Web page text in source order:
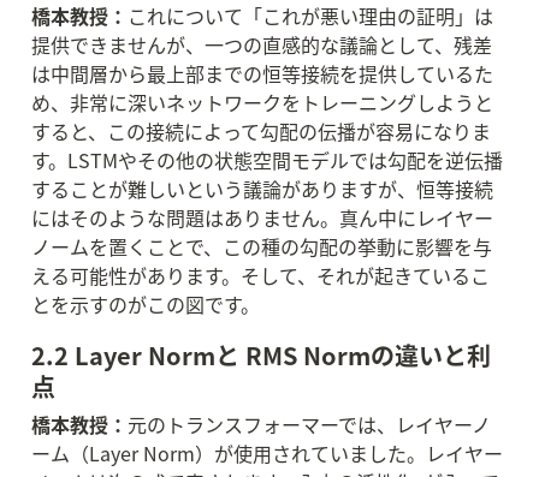
橋本教授： これについて「これが悪い理由の証明」は
提供できませんが、一つの直感的な議論として、残差
は中間層から最上部までの恒等接続を提供しているた
め、非常に深いネットワークをトレーニングしようと
すると、この接続によって勾配の伝播が容易になりま
す。LSTMやその他の状態空間モデルでは勾配を逆伝播
することが難しいという議論がありますが、恒等接続
にはそのような問題はありません。真ん中にレイヤー
ノームを置くことで、この種の勾配の挙動に影響を与
える可能性があります。そして、それが起きているこ
とを示すのがこの図です。
2.2 Layer Normと RMS Normの違いと利
点
橋本教授： 元のトランスフォーマーでは、レイヤーノ
ーム（Layer Norm）が使用されていました。レイヤー